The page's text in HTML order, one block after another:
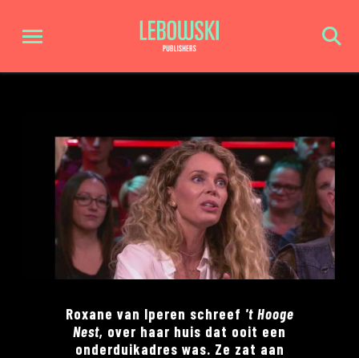
Roxane van Iperen schreef 't Hooge
Nest, over haar huis dat ooit een
onderduikadres was. Ze zat aan